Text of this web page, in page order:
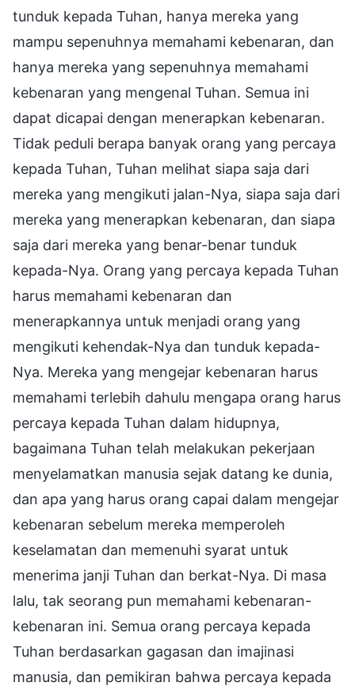
tunduk kepada Tuhan, hanya mereka yang
mampu sepenuhnya memahami kebenaran, dan
hanya mereka yang sepenuhnya memahami
kebenaran yang mengenal Tuhan. Semua ini
dapat dicapai dengan menerapkan kebenaran.
Tidak peduli berapa banyak orang yang percaya
kepada Tuhan, Tuhan melihat siapa saja dari
mereka yang mengikuti jalan-Nya, siapa saja dari
mereka yang menerapkan kebenaran, dan siapa
saja dari mereka yang benar-benar tunduk
kepada-Nya. Orang yang percaya kepada Tuhan
harus memahami kebenaran dan
menerapkannya untuk menjadi orang yang
mengikuti kehendak-Nya dan tunduk kepada-
Nya. Mereka yang mengejar kebenaran harus
memahami terlebih dahulu mengapa orang harus
percaya kepada Tuhan dalam hidupnya,
bagaimana Tuhan telah melakukan pekerjaan
menyelamatkan manusia sejak datang ke dunia,
dan apa yang harus orang capai dalam mengejar
kebenaran sebelum mereka memperoleh
keselamatan dan memenuhi syarat untuk
menerima janji Tuhan dan berkat-Nya. Di masa
lalu, tak seorang pun memahami kebenaran-
kebenaran ini. Semua orang percaya kepada
Tuhan berdasarkan gagasan dan imajinasi
manusia, dan pemikiran bahwa percaya kepada